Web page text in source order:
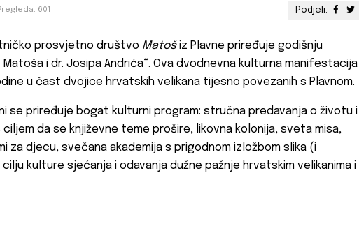
Podjeli:
601
prosvjetno društvo Matošiz Plavne priređuje godišnju
Matoša i dr. Josipa Andrića“. Ova dvodnevna kulturna manifestacija
u čast dvojice hrvatskih velikana tijesno povezanih s Plavnom.
se priređuje bogat kulturni program: stručna predavanja o životu i
ciljem da se književne teme prošire, likovna kolonija, sveta misa,
za djecu, svečana akademija s prigodnom izložbom slika (i
kulture sjećanja i odavanja dužne pažnje hrvatskim velikanima i